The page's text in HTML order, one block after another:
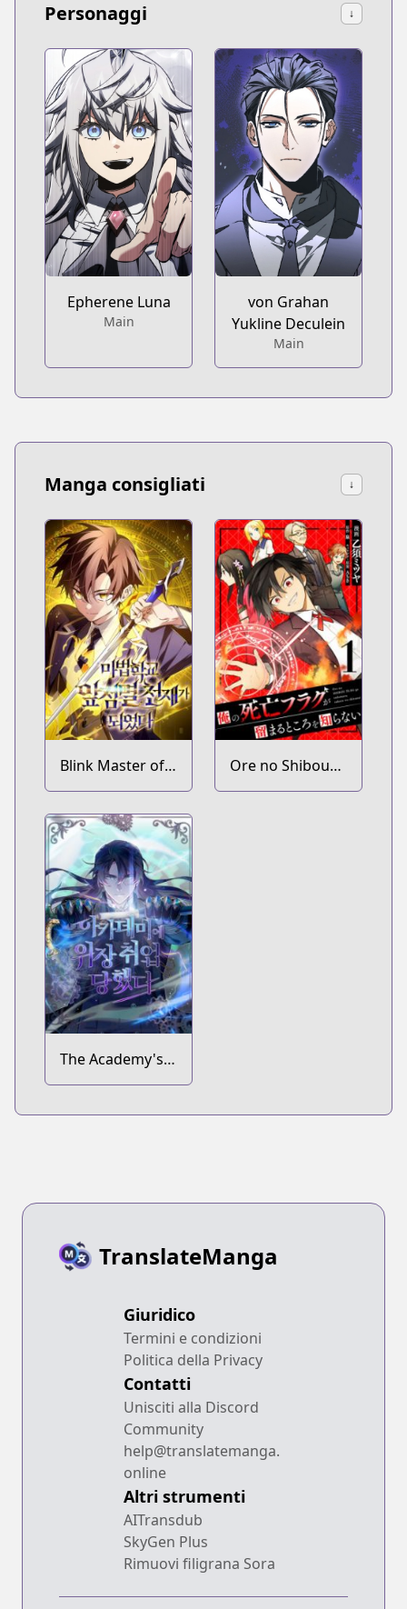
Personaggi ↓
Epherene Luna
Main
von Grahan
Yukline Deculein
Main
Manga consigliati ↓
Blink Master of
the Magic
Academy
Ore no Shibou
Flag ga
The Academy's
Undercover
TranslateManga
Giuridico
Termini e condizioni
Politica della Privacy
Contatti
Unisciti alla Discord
Community
help@translatemanga.
online
Altri strumenti
AITransdub
SkyGen Plus
Rimuovi filigrana Sora